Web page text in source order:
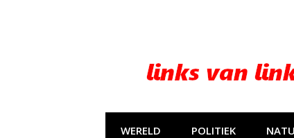
WERELD POLITIEK